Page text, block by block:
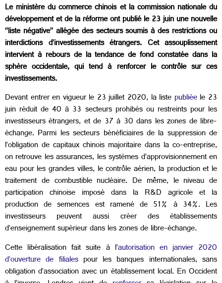
Le ministère du commerce chinois et la commission nationale du
développement et de la réforme ont publié le 23 juin une nouvelle
‘’liste négative’’ allégée des secteurs soumis à des restrictions ou
interdictions d’investissements étrangers. Cet assouplissement
intervient à rebours de la tendance de fond constatée dans la
sphère occidentale, qui tend à renforcer le contrôle sur ces
investissements.
Devant entrer en vigueur le 23 juillet 2020, la liste publiéele 23
juin réduit de 40 à 33 secteurs prohibés ou restreints pour les
investisseurs étrangers, et de 37 à 30 dans les zones de libre-
échange. Parmi les secteurs bénéficiaires de la suppression de
l’obligation de capitaux chinois majoritaire dans la co-entreprise,
on retrouve les assurances, les systèmes d’approvisionnement en
eau pour les grandes villes, le contrôle aérien, la production et le
traitement de combustible nucléaire. De même, le niveau de
participation chinoise imposé dans la R&D agricole et la
production de semences est ramené de 51% à 34%. Les
investisseurs peuvent aussi créer des établissements
d’enseignement supérieur dans les zones de libre-échange.
Cette libéralisation fait suite à l’autorisation en janvier 2020
d’ouverture de filialespour les banques internationales, sans
obligation d’association avec un établissement local. En Occident